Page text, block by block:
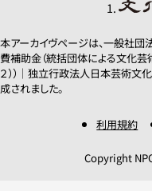
本アーカイヴページは、一般社
費補助金（統括団体による文化芸
２））｜独立行政法人日本芸術文
成されました。
利用規約
Copyright